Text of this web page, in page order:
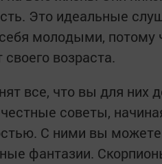
Это идеальные
молодыми, потому
возраста.
все, что вы для них
советы,
С ними вы можете
фантазии.